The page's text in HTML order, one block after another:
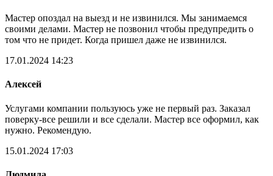
Мастер опоздал на выезд и не извинился. Мы занимаемся
своими делами. Мастер не позвонил чтобы предупредить о
том что не придет. Когда пришел даже не извинился.
17.01.2024 14:23
Алексей
Услугами компании пользуюсь уже не первый раз. Заказал
поверку-все решили и все сделали. Мастер все оформил, как
нужно. Рекомендую.
15.01.2024 17:03